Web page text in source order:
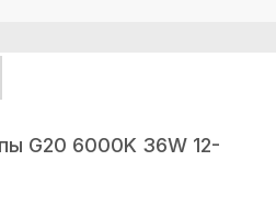
G20 6000K 36W 12-